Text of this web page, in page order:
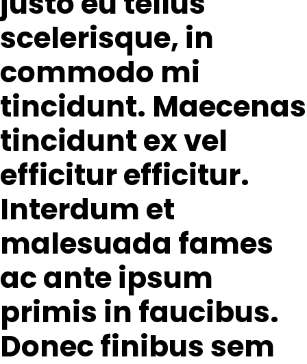
scelerisque, in
commodo mi
tincidunt. Maecenas
tincidunt ex vel
efficitur efficitur.
Interdum et
malesuada fames
ac ante ipsum
primis in faucibus.
Donec finibus sem